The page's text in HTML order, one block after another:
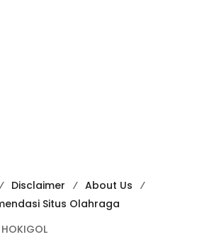
Disclaimer
About Us
Situs Olahraga